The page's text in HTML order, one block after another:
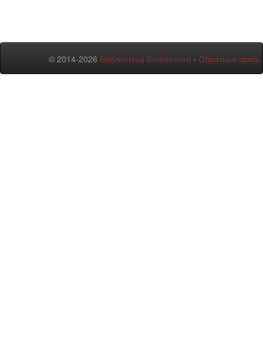
© 2014-2026 Библиотека Белинского - Обратная связь